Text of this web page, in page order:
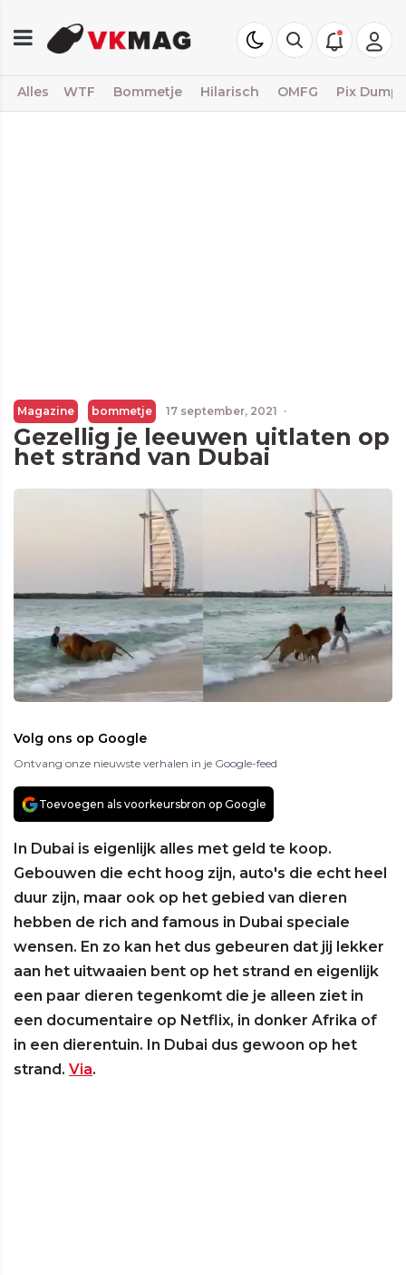
Alles WTF Bommetje Hilarisch OMFG Pix Dump
Magazine bommetje 17 september, 2021 ·
Gezellig je leeuwen uitlaten op
het strand van Dubai
Volg ons op Google
Ontvang onze nieuwste verhalen in je Google-feed
Toevoegen als voorkeursbron op Google
In Dubai is eigenlijk alles met geld te koop.
Gebouwen die echt hoog zijn, auto's die echt heel
duur zijn, maar ook op het gebied van dieren
hebben de rich and famous in Dubai speciale
wensen. En zo kan het dus gebeuren dat jij lekker
aan het uitwaaien bent op het strand en eigenlijk
een paar dieren tegenkomt die je alleen ziet in
een documentaire op Netflix, in donker Afrika of
in een dierentuin. In Dubai dus gewoon op het
strand. Via.